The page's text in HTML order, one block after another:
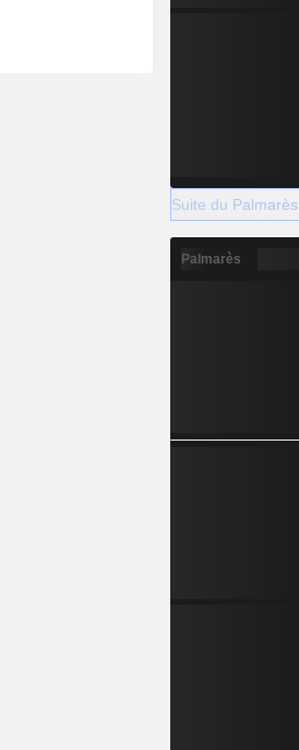
Suite du Palmarès
Palmarès